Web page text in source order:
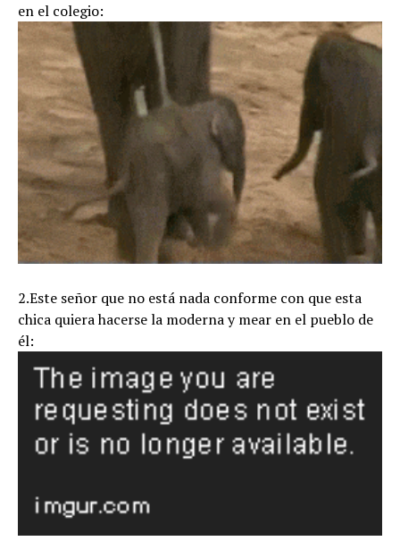
en el colegio:
2.Este señor que no está nada conforme con que esta
chica quiera hacerse la moderna y mear en el pueblo de
él: